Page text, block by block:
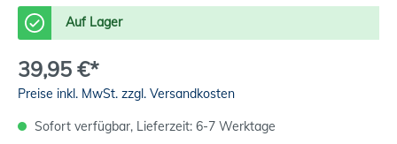
Auf Lager
39,95 €*
Preise inkl. MwSt. zzgl. Versandkosten
Sofort verfügbar, Lieferzeit: 6-7 Werktage